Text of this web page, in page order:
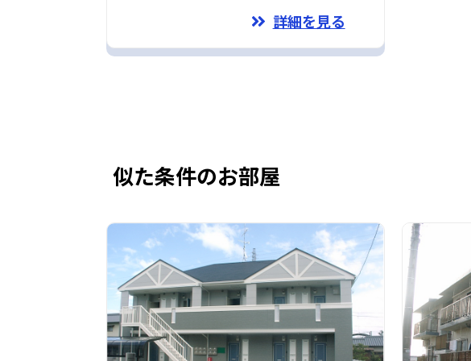
詳細を見る
似た条件のお部屋